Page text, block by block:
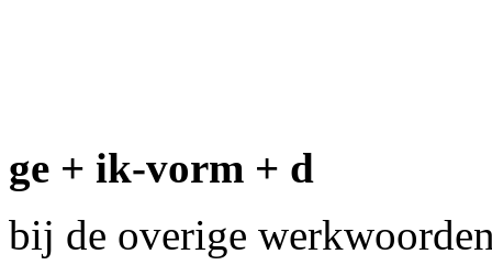
ge + ik-vorm + d
bij de overige